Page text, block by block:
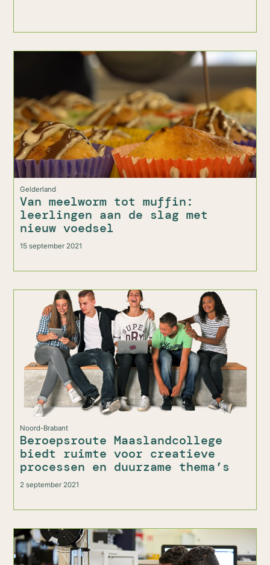
Gelderland
Van meelworm tot muffin:
leerlingen aan de slag met
nieuw voedsel
15 september 2021
Noord-Brabant
Beroepsroute Maaslandcollege
biedt ruimte voor creatieve
processen en duurzame thema’s
2 september 2021